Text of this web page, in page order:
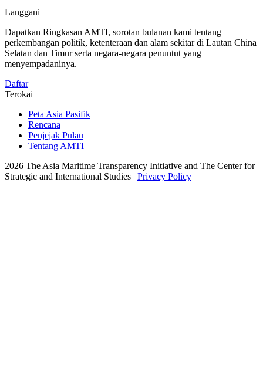
Langgani
Dapatkan Ringkasan AMTI, sorotan bulanan kami tentang
perkembangan politik, ketenteraan dan alam sekitar di Lautan China
Selatan dan Timur serta negara-negara penuntut yang
menyempadaninya.
Daftar
Terokai
Peta Asia Pasifik
Rencana
Penjejak Pulau
Tentang AMTI
2026 The Asia Maritime Transparency Initiative and The Center for
Strategic and International Studies | Privacy Policy